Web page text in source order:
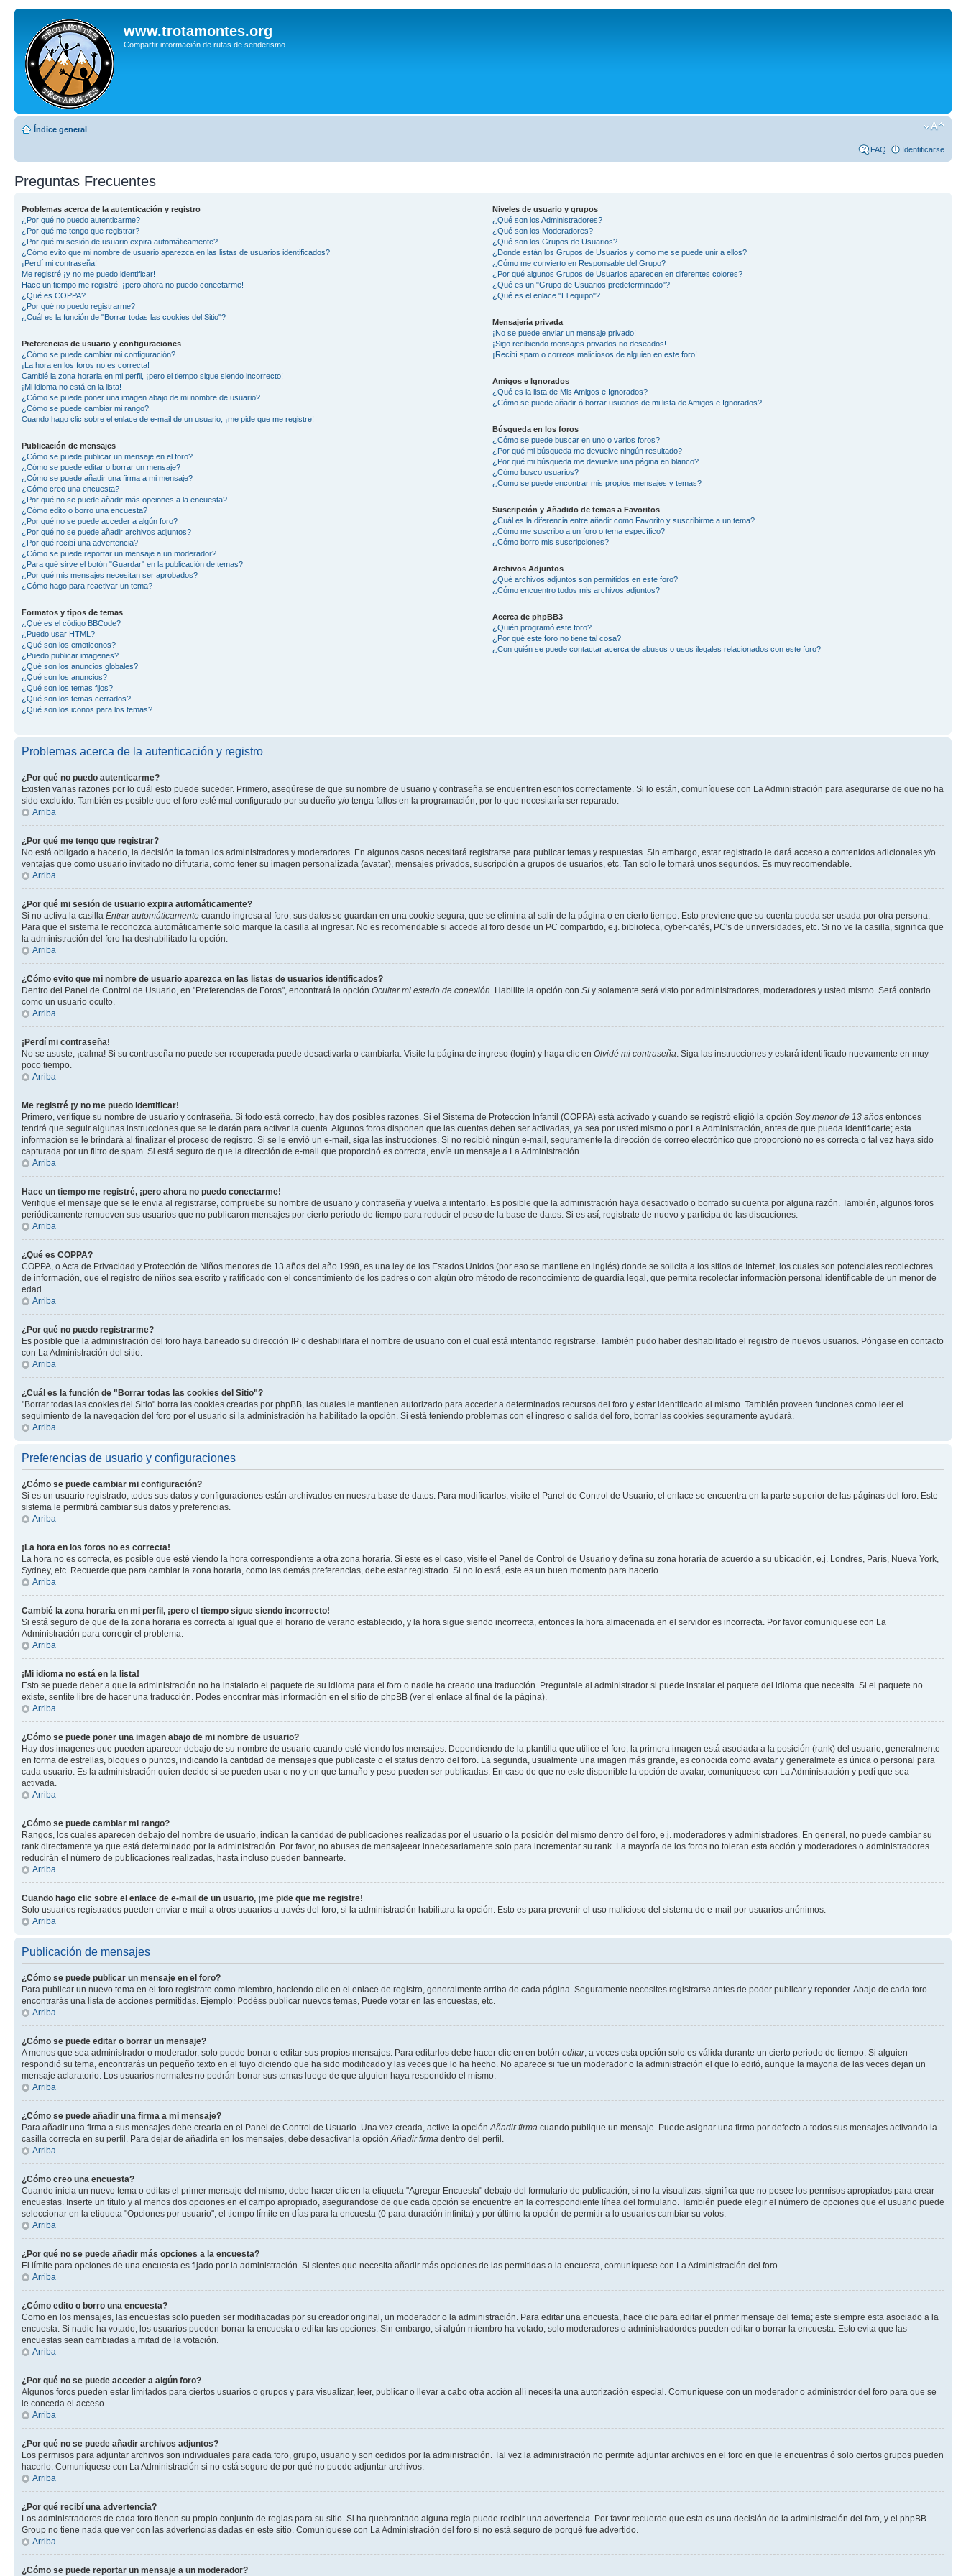
www.trotamontes.org
Compartir información de rutas de senderismo
Índice general
FAQ Identificarse
Preguntas Frecuentes
Problemas acerca de la autenticación y registro
¿Por qué no puedo autenticarme?
¿Por qué me tengo que registrar?
¿Por qué mi sesión de usuario expira automáticamente?
¿Cómo evito que mi nombre de usuario aparezca en las listas de usuarios identificados?
¡Perdí mi contraseña!
Me registré ¡y no me puedo identificar!
Hace un tiempo me registré, ¡pero ahora no puedo conectarme!
¿Qué es COPPA?
¿Por qué no puedo registrarme?
¿Cuál es la función de "Borrar todas las cookies del Sitio"?
Preferencias de usuario y configuraciones
¿Cómo se puede cambiar mi configuración?
¡La hora en los foros no es correcta!
Cambié la zona horaria en mi perfil, ¡pero el tiempo sigue siendo incorrecto!
¡Mi idioma no está en la lista!
¿Cómo se puede poner una imagen abajo de mi nombre de usuario?
¿Cómo se puede cambiar mi rango?
Cuando hago clic sobre el enlace de e-mail de un usuario, ¡me pide que me registre!
Publicación de mensajes
¿Cómo se puede publicar un mensaje en el foro?
¿Cómo se puede editar o borrar un mensaje?
¿Cómo se puede añadir una firma a mi mensaje?
¿Cómo creo una encuesta?
¿Por qué no se puede añadir más opciones a la encuesta?
¿Cómo edito o borro una encuesta?
¿Por qué no se puede acceder a algún foro?
¿Por qué no se puede añadir archivos adjuntos?
¿Por qué recibí una advertencia?
¿Cómo se puede reportar un mensaje a un moderador?
¿Para qué sirve el botón "Guardar" en la publicación de temas?
¿Por qué mis mensajes necesitan ser aprobados?
¿Cómo hago para reactivar un tema?
Formatos y tipos de temas
¿Qué es el código BBCode?
¿Puedo usar HTML?
¿Qué son los emoticonos?
¿Puedo publicar imagenes?
¿Qué son los anuncios globales?
¿Qué son los anuncios?
¿Qué son los temas fijos?
¿Qué son los temas cerrados?
¿Qué son los iconos para los temas?
Niveles de usuario y grupos
¿Qué son los Administradores?
¿Qué son los Moderadores?
¿Qué son los Grupos de Usuarios?
¿Donde están los Grupos de Usuarios y como me se puede unir a ellos?
¿Cómo me convierto en Responsable del Grupo?
¿Por qué algunos Grupos de Usuarios aparecen en diferentes colores?
¿Qué es un "Grupo de Usuarios predeterminado"?
¿Qué es el enlace "El equipo"?
Mensajería privada
¡No se puede enviar un mensaje privado!
¡Sigo recibiendo mensajes privados no deseados!
¡Recibí spam o correos maliciosos de alguien en este foro!
Amigos e Ignorados
¿Qué es la lista de Mis Amigos e Ignorados?
¿Cómo se puede añadir ó borrar usuarios de mi lista de Amigos e Ignorados?
Búsqueda en los foros
¿Cómo se puede buscar en uno o varios foros?
¿Por qué mi búsqueda me devuelve ningún resultado?
¿Por qué mi búsqueda me devuelve una página en blanco?
¿Cómo busco usuarios?
¿Como se puede encontrar mis propios mensajes y temas?
Suscripción y Añadido de temas a Favoritos
¿Cuál es la diferencia entre añadir como Favorito y suscribirme a un tema?
¿Cómo me suscribo a un foro o tema específico?
¿Cómo borro mis suscripciones?
Archivos Adjuntos
¿Qué archivos adjuntos son permitidos en este foro?
¿Cómo encuentro todos mis archivos adjuntos?
Acerca de phpBB3
¿Quién programó este foro?
¿Por qué este foro no tiene tal cosa?
¿Con quién se puede contactar acerca de abusos o usos ilegales relacionados con este foro?
Problemas acerca de la autenticación y registro
¿Por qué no puedo autenticarme?
Existen varias razones por lo cuál esto puede suceder. Primero, asegúrese de que su nombre de usuario y contraseña se encuentren escritos correctamente. Si lo están, comuníquese con La Administración para asegurarse de que no ha
sido excluído. También es posible que el foro esté mal configurado por su dueño y/o tenga fallos en la programación, por lo que necesitaría ser reparado.
Arriba
¿Por qué me tengo que registrar?
No está obligado a hacerlo, la decisión la toman los administradores y moderadores. En algunos casos necesitará registrarse para publicar temas y respuestas. Sin embargo, estar registrado le dará acceso a contenidos adicionales y/o
ventajas que como usuario invitado no difrutaría, como tener su imagen personalizada (avatar), mensajes privados, suscripción a grupos de usuarios, etc. Tan solo le tomará unos segundos. Es muy recomendable.
Arriba
¿Por qué mi sesión de usuario expira automáticamente?
Si no activa la casilla Entrar automáticamente cuando ingresa al foro, sus datos se guardan en una cookie segura, que se elimina al salir de la página o en cierto tiempo. Esto previene que su cuenta pueda ser usada por otra persona.
Para que el sistema le reconozca automáticamente solo marque la casilla al ingresar. No es recomendable si accede al foro desde un PC compartido, e.j. biblioteca, cyber-cafés, PC's de universidades, etc. Si no ve la casilla, significa que
la administración del foro ha deshabilitado la opción.
Arriba
¿Cómo evito que mi nombre de usuario aparezca en las listas de usuarios identificados?
Dentro del Panel de Control de Usuario, en "Preferencias de Foros", encontrará la opción Ocultar mi estado de conexión. Habilite la opción con SI y solamente será visto por administradores, moderadores y usted mismo. Será contado
como un usuario oculto.
Arriba
¡Perdí mi contraseña!
No se asuste, ¡calma! Si su contraseña no puede ser recuperada puede desactivarla o cambiarla. Visite la página de ingreso (login) y haga clic en Olvidé mi contraseña. Siga las instrucciones y estará identificado nuevamente en muy
poco tiempo.
Arriba
Me registré ¡y no me puedo identificar!
Primero, verifique su nombre de usuario y contraseña. Si todo está correcto, hay dos posibles razones. Si el Sistema de Protección Infantil (COPPA) está activado y cuando se registró eligió la opción Soy menor de 13 años entonces
tendrá que seguir algunas instrucciones que se le darán para activar la cuenta. Algunos foros disponen que las cuentas deben ser activadas, ya sea por usted mismo o por La Administración, antes de que pueda identificarte; esta
información se le brindará al finalizar el proceso de registro. Si se le envió un e-mail, siga las instrucciones. Si no recibió ningún e-mail, seguramente la dirección de correo electrónico que proporcionó no es correcta o tal vez haya sido
capturada por un filtro de spam. Si está seguro de que la dirección de e-mail que proporcinó es correcta, envíe un mensaje a La Administración.
Arriba
Hace un tiempo me registré, ¡pero ahora no puedo conectarme!
Verifique el mensaje que se le envia al registrarse, compruebe su nombre de usuario y contraseña y vuelva a intentarlo. Es posible que la administración haya desactivado o borrado su cuenta por alguna razón. También, algunos foros
periódicamente remueven sus usuarios que no publicaron mensajes por cierto periodo de tiempo para reducir el peso de la base de datos. Si es así, registrate de nuevo y participa de las discuciones.
Arriba
¿Qué es COPPA?
COPPA, o Acta de Privacidad y Protección de Niños menores de 13 años del año 1998, es una ley de los Estados Unidos (por eso se mantiene en inglés) donde se solicita a los sitios de Internet, los cuales son potenciales recolectores
de información, que el registro de niños sea escrito y ratificado con el concentimiento de los padres o con algún otro método de reconocimiento de guardia legal, que permita recolectar información personal identificable de un menor de
edad.
Arriba
¿Por qué no puedo registrarme?
Es posible que la administración del foro haya baneado su dirección IP o deshabilitara el nombre de usuario con el cual está intentando registrarse. También pudo haber deshabilitado el registro de nuevos usuarios. Póngase en contacto
con La Administración del sitio.
Arriba
¿Cuál es la función de "Borrar todas las cookies del Sitio"?
"Borrar todas las cookies del Sitio" borra las cookies creadas por phpBB, las cuales le mantienen autorizado para acceder a determinados recursos del foro y estar identificado al mismo. También proveen funciones como leer el
seguimiento de la navegación del foro por el usuario si la administración ha habilitado la opción. Si está teniendo problemas con el ingreso o salida del foro, borrar las cookies seguramente ayudará.
Arriba
Preferencias de usuario y configuraciones
¿Cómo se puede cambiar mi configuración?
Si es un usuario registrado, todos sus datos y configuraciones están archivados en nuestra base de datos. Para modificarlos, visite el Panel de Control de Usuario; el enlace se encuentra en la parte superior de las páginas del foro. Este
sistema le permitirá cambiar sus datos y preferencias.
Arriba
¡La hora en los foros no es correcta!
La hora no es correcta, es posible que esté viendo la hora correspondiente a otra zona horaria. Si este es el caso, visite el Panel de Control de Usuario y defina su zona horaria de acuerdo a su ubicación, e.j. Londres, París, Nueva York,
Sydney, etc. Recuerde que para cambiar la zona horaria, como las demás preferencias, debe estar registrado. Si no lo está, este es un buen momento para hacerlo.
Arriba
Cambié la zona horaria en mi perfil, ¡pero el tiempo sigue siendo incorrecto!
Si está seguro de que de la zona horaria es correcta al igual que el horario de verano establecido, y la hora sigue siendo incorrecta, entonces la hora almacenada en el servidor es incorrecta. Por favor comuniquese con La
Administración para corregir el problema.
Arriba
¡Mi idioma no está en la lista!
Esto se puede deber a que la administración no ha instalado el paquete de su idioma para el foro o nadie ha creado una traducción. Preguntale al administrador si puede instalar el paquete del idioma que necesita. Si el paquete no
existe, sentíte libre de hacer una traducción. Podes encontrar más información en el sitio de phpBB (ver el enlace al final de la página).
Arriba
¿Cómo se puede poner una imagen abajo de mi nombre de usuario?
Hay dos imagenes que pueden aparecer debajo de su nombre de usuario cuando esté viendo los mensajes. Dependiendo de la plantilla que utilice el foro, la primera imagen está asociada a la posición (rank) del usuario, generalmente
en forma de estrellas, bloques o puntos, indicando la cantidad de mensajes que publicaste o el status dentro del foro. La segunda, usualmente una imagen más grande, es conocida como avatar y generalmete es única o personal para
cada usuario. Es la administración quien decide si se pueden usar o no y en que tamaño y peso pueden ser publicadas. En caso de que no este disponible la opción de avatar, comuniquese con La Administración y pedí que sea
activada.
Arriba
¿Cómo se puede cambiar mi rango?
Rangos, los cuales aparecen debajo del nombre de usuario, indican la cantidad de publicaciones realizadas por el usuario o la posición del mismo dentro del foro, e.j. moderadores y administradores. En general, no puede cambiar su
rank directamente ya que está determinado por la administración. Por favor, no abuses de mensajeear innecesariamente solo para incrementar su rank. La mayoría de los foros no toleran esta acción y moderadores o administradores
reducirán el número de publicaciones realizadas, hasta incluso pueden bannearte.
Arriba
Cuando hago clic sobre el enlace de e-mail de un usuario, ¡me pide que me registre!
Solo usuarios registrados pueden enviar e-mail a otros usuarios a través del foro, si la administración habilitara la opción. Esto es para prevenir el uso malicioso del sistema de e-mail por usuarios anónimos.
Arriba
Publicación de mensajes
¿Cómo se puede publicar un mensaje en el foro?
Para publicar un nuevo tema en el foro registrate como miembro, haciendo clic en el enlace de registro, generalmente arriba de cada página. Seguramente necesites registrarse antes de poder publicar y reponder. Abajo de cada foro
encontrarás una lista de acciones permitidas. Ejemplo: Podéss publicar nuevos temas, Puede votar en las encuestas, etc.
Arriba
¿Cómo se puede editar o borrar un mensaje?
A menos que sea administrador o moderador, solo puede borrar o editar sus propios mensajes. Para editarlos debe hacer clic en en botón editar, a veces esta opción solo es válida durante un cierto periodo de tiempo. Si alguien
respondió su tema, encontrarás un pequeño texto en el tuyo diciendo que ha sido modificado y las veces que lo ha hecho. No aparece si fue un moderador o la administración el que lo editó, aunque la mayoria de las veces dejan un
mensaje aclaratorio. Los usuarios normales no podrán borrar sus temas luego de que alguien haya respondido el mismo.
Arriba
¿Cómo se puede añadir una firma a mi mensaje?
Para añadir una firma a sus mensajes debe crearla en el Panel de Control de Usuario. Una vez creada, active la opciónAñadir firma cuando publique un mensaje. Puede asignar una firma por defecto a todos sus mensajes activando la
casilla correcta en su perfil. Para dejar de añadirla en los mensajes, debe desactivar la opciónAñadir firma dentro del perfil.
Arriba
¿Cómo creo una encuesta?
Cuando inicia un nuevo tema o editas el primer mensaje del mismo, debe hacer clic en la etiqueta "Agregar Encuesta" debajo del formulario de publicación; si no la visualizas, significa que no posee los permisos apropiados para crear
encuestas. Inserte un título y al menos dos opciones en el campo apropiado, asegurandose de que cada opción se encuentre en la correspondiente línea del formulario. También puede elegir el número de opciones que el usuario puede
seleccionar en la etiqueta "Opciones por usuario", el tiempo límite en días para la encuesta (0 para duración infinita) y por último la opción de permitir a lo usuarios cambiar su votos.
Arriba
¿Por qué no se puede añadir más opciones a la encuesta?
El límite para opciones de una encuesta es fijado por la administración. Si sientes que necesita añadir más opciones de las permitidas a la encuesta, comuníquese con La Administración del foro.
Arriba
¿Cómo edito o borro una encuesta?
Como en los mensajes, las encuestas solo pueden ser modifiacadas por su creador original, un moderador o la administración. Para editar una encuesta, hace clic para editar el primer mensaje del tema; este siempre esta asociado a la
encuesta. Si nadie ha votado, los usuarios pueden borrar la encuesta o editar las opciones. Sin embargo, si algún miembro ha votado, solo moderadores o administradordes pueden editar o borrar la encuesta. Esto evita que las
encuestas sean cambiadas a mitad de la votación.
Arriba
¿Por qué no se puede acceder a algún foro?
Algunos foros pueden estar limitados para ciertos usuarios o grupos y para visualizar, leer, publicar o llevar a cabo otra acción allí necesita una autorización especial. Comuníquese con un moderador o administrdor del foro para que se
le conceda el acceso.
Arriba
¿Por qué no se puede añadir archivos adjuntos?
Los permisos para adjuntar archivos son individuales para cada foro, grupo, usuario y son cedidos por la administración. Tal vez la administración no permite adjuntar archivos en el foro en que le encuentras ó solo ciertos grupos pueden
hacerlo. Comuníquese con La Administración si no está seguro de por qué no puede adjuntar archivos.
Arriba
¿Por qué recibí una advertencia?
Los administradores de cada foro tienen su propio conjunto de reglas para su sitio. Si ha quebrantado alguna regla puede recibir una advertencia. Por favor recuerde que esta es una decisión de la administración del foro, y el phpBB
Group no tiene nada que ver con las advertencias dadas en este sitio. Comuníquese con La Administración del foro si no está seguro de porqué fue advertido.
Arriba
¿Cómo se puede reportar un mensaje a un moderador?